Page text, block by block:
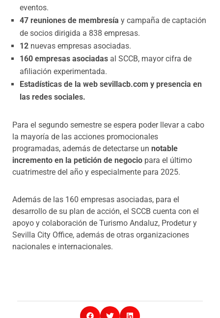
eventos.
47 reuniones de membresía y campaña de captación
de socios dirigida a 838 empresas.
12 nuevas empresas asociadas.
160 empresas asociadas al SCCB, mayor cifra de
afiliación experimentada.
Estadísticas de la web sevillacb.com y presencia en
las redes sociales.
Para el segundo semestre se espera poder llevar a cabo
la mayoría de las acciones promocionales
programadas, además de detectarse un notable
incremento en la petición de negocio para el último
cuatrimestre del año y especialmente para 2025.
Además de las 160 empresas asociadas, para el
desarrollo de su plan de acción, el SCCB cuenta con el
apoyo y colaboración de Turismo Andaluz, Prodetur y
Sevilla City Office, además de otras organizaciones
nacionales e internacionales.